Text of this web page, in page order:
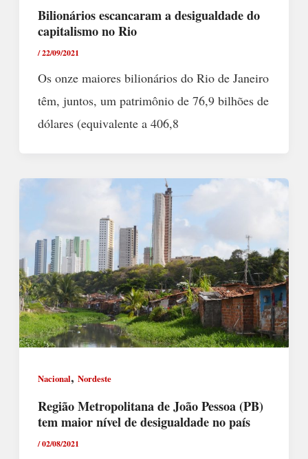
Bilionários escancaram a desigualdade do
capitalismo no Rio
/22/09/2021
Os onze maiores bilionários do Rio de Janeiro
têm, juntos, um patrimônio de 76,9 bilhões de
dólares (equivalente a 406,8
Nacional, Nordeste
Região Metropolitana de João Pessoa (PB)
tem maior nível de desigualdade no país
/02/08/2021